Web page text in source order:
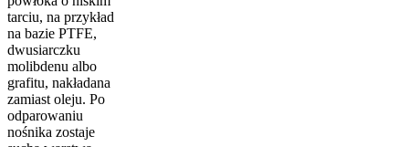
tarciu, na przykład
na bazie PTFE,
dwusiarczku
molibdenu albo
grafitu, nakładana
zamiast oleju. Po
odparowaniu
nośnika zostaje